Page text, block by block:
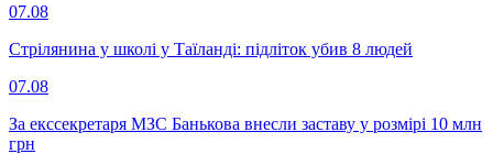
07.08
Стрілянина у школі у Таїланді: підліток убив 8 людей
07.08
За екссекретаря МЗС Банькова внесли заставу у розмірі 10 млн
грн